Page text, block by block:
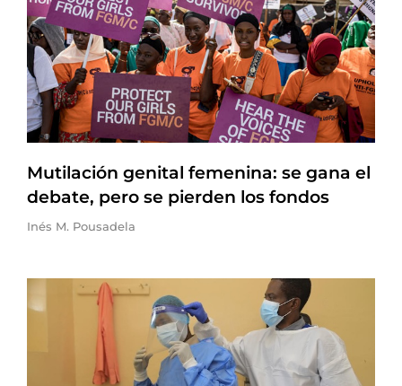
Mutilación genital femenina: se gana el
debate, pero se pierden los fondos
Inés M. Pousadela